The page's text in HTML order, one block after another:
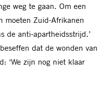
weg te gaan. Om een
moeten Zuid-Afrikanen
de anti-apartheidsstrijd.’
dat de wonden van
‘We zijn nog niet klaar